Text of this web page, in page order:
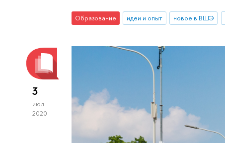
Образование идеи и опыт новое в ВШЭ
3
июл
2020